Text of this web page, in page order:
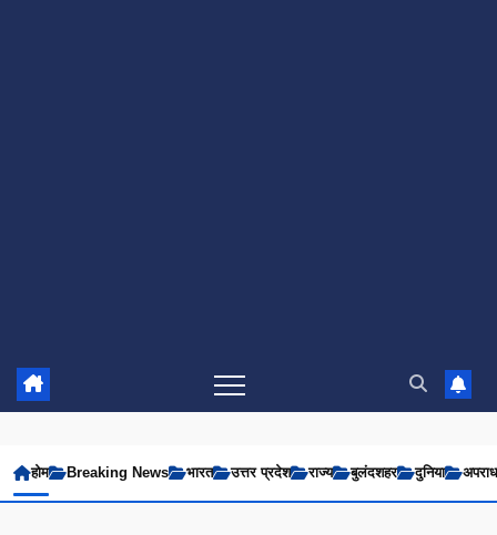
होम Breaking News भारत उत्तर प्रदेश राज्य बुलंदशहर दुनिया अपराध